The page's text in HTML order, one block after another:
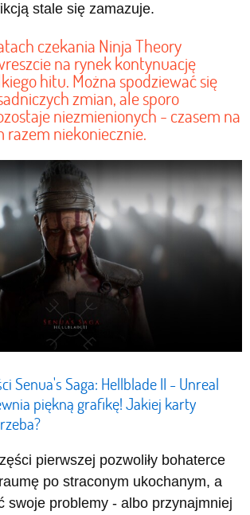
stale się zamazuje.
czekania Ninja Theory
na rynek kontynuację
hitu. Można spodziewać się
zmian, ale sporo
niezmienionych - czasem na
razem niekoniecznie.
Senua's Saga: Hellblade II - Unreal
piękną grafikę! Jakiej karty
pierwszej pozwoliły bohaterce
po straconym ukochanym, a
swoje problemy - albo przynajmniej